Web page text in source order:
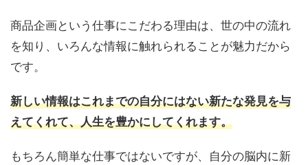
商品企画という仕事にこだわる理由は、世の中の流れ
を知り、いろんな情報に触れられることが魅力だから
です。
新しい情報はこれまでの自分にはない新たな発見を与
えてくれて、人生を豊かにしてくれます。
もちろん簡単な仕事ではないですが、自分の脳内に新